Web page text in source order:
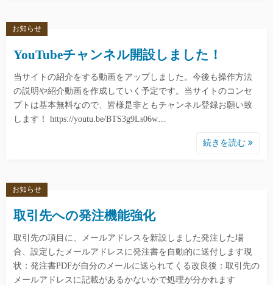
YouTubeチャンネル開設しました！
当サイトの紹介をする動画をアップしました。今後も操作方法
の説明や紹介動画を作成していく予定です。当サイトのコンセ
プトは基本無料なので、皆様是非ともチャンネル登録お願い致
します！ https://youtu.be/BTS3g9Ls06w…
続きを読む
お知らせ
取引先への発注機能強化
取引先の項目に、メールアドレスを新設しました発注した場
合、設定したメールアドレスに発注書を自動的に送付します現
状：発注書PDFが自分のメールに送られてくる改良後：取引先の
メールアドレスに記載があるかないかで処理が分かれます
お知らせ